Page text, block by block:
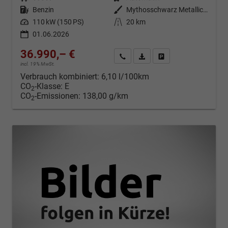
Kraftstoff Benzin Außenfarbe
Mythosschwarz Metallic (0E)
Leistung 110 kW (150 PS) Kilometerstand
20 km
01.06.2026
36.990,– €
incl. 19% MwSt.
Kontakt & Angebot anfordern
PDF-Datei, Fahrzeugexposé
Verbrauch kombiniert: 6,10 l/100km
CO2-Klasse: E
CO2-Emissionen: 138,00 g/km